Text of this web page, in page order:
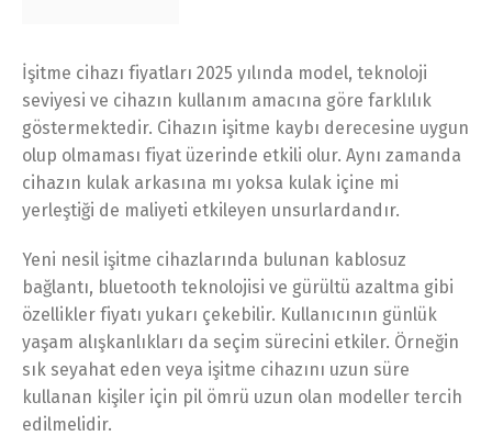
İşitme cihazı fiyatları 2025 yılında model, teknoloji
seviyesi ve cihazın kullanım amacına göre farklılık
göstermektedir. Cihazın işitme kaybı derecesine uygun
olup olmaması fiyat üzerinde etkili olur. Aynı zamanda
cihazın kulak arkasına mı yoksa kulak içine mi
yerleştiği de maliyeti etkileyen unsurlardandır.
Yeni nesil işitme cihazlarında bulunan kablosuz
bağlantı, bluetooth teknolojisi ve gürültü azaltma gibi
özellikler fiyatı yukarı çekebilir. Kullanıcının günlük
yaşam alışkanlıkları da seçim sürecini etkiler. Örneğin
sık seyahat eden veya işitme cihazını uzun süre
kullanan kişiler için pil ömrü uzun olan modeller tercih
edilmelidir.